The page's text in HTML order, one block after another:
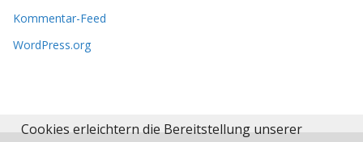
e
Kommentar-Feed
WordPress.org
Cookies erleichtern die Bereitstellung unserer